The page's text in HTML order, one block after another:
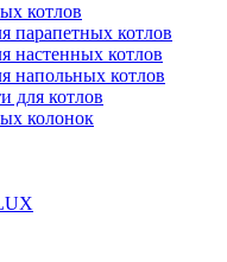
котлов
парапетных котлов
настенных котлов
напольных котлов
для котлов
колонок